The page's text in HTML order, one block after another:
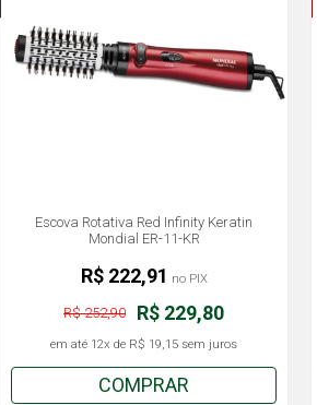
Escova Rotativa Red Infinity Keratin
Mondial ER-11-KR
R$ 229,80
R$ 252,90
em até 12x de R$ 19,15 sem juros
R$ 222,91 no PIX
COMPRAR